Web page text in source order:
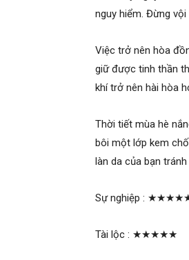
nguy hiểm. Đừng
Việc trở nên hòa
giữ được tinh thần
khí trở nên hài hòa
Thời tiết mùa hè
bôi một lớp kem
làn da của bạn
Sự nghiệp :
Tài lộc : ★★★★★